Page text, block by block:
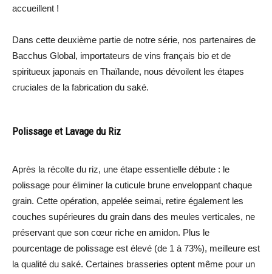
accueillent !
Dans cette deuxième partie de notre série, nos partenaires de
Bacchus Global, importateurs de vins français bio et de
spiritueux japonais en Thaïlande, nous dévoilent les étapes
cruciales de la fabrication du saké.
Polissage et Lavage du Riz
Après la récolte du riz, une étape essentielle débute : le
polissage pour éliminer la cuticule brune enveloppant chaque
grain. Cette opération, appelée seimai, retire également les
couches supérieures du grain dans des meules verticales, ne
préservant que son cœur riche en amidon. Plus le
pourcentage de polissage est élevé (de 1 à 73%), meilleure est
la qualité du saké. Certaines brasseries optent même pour un